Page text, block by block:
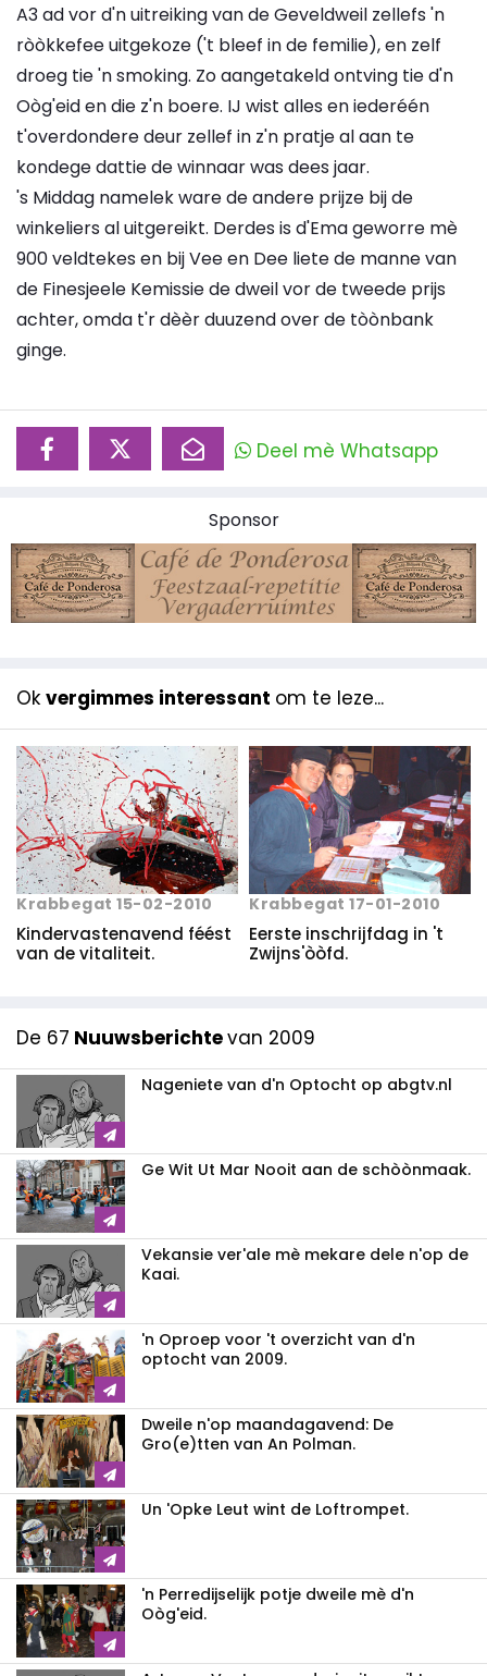
A3 ad vor d'n uitreiking van de Geveldweil zellefs 'n
ròòkkefee uitgekoze ('t bleef in de femilie), en zelf
droeg tie 'n smoking. Zo aangetakeld ontving tie d'n
Oòg'eid en die z'n boere. IJ wist alles en iederéén
t'overdondere deur zellef in z'n pratje al aan te
kondege dattie de winnaar was dees jaar.
's Middag namelek ware de andere prijze bij de
winkeliers al uitgereikt. Derdes is d'Ema geworre mè
900 veldtekes en bij Vee en Dee liete de manne van
de Finesjeele Kemissie de dweil vor de tweede prijs
achter, omda t'r dèèr duuzend over de tòònbank
ginge.
Deel mè Whatsapp
Sponsor
Ok vergimmes interessant om te leze...
Krabbegat 15-02-2010
Kindervastenavend féést
van de vitaliteit.
Krabbegat 17-01-2010
Eerste inschrijfdag in 't
Zwijns'òòfd.
De 67 Nuuwsberichtevan 2009
Nageniete van d'n Optocht op abgtv.nl
Ge Wit Ut Mar Nooit aan de schòònmaak.
Vekansie ver'ale mè mekare dele n'op de
Kaai.
'n Oproep voor 't overzicht van d'n
optocht van 2009.
Dweile n'op maandagavend: De
Gro(e)tten van An Polman.
Un 'Opke Leut wint de Loftrompet.
'n Perredijselijk potje dweile mè d'n
Oòg'eid.